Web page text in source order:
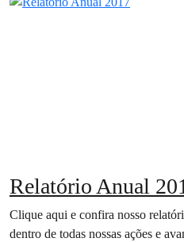
Relatório Anual
Clique aqui e confira nosso
dentro de todas nossas ações e